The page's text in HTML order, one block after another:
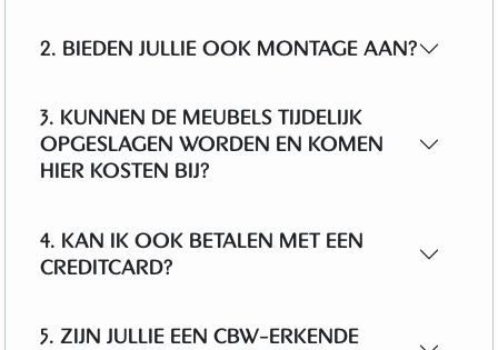
2. BIEDEN JULLIE OOK MONTAGE AAN?
3. KUNNEN DE MEUBELS TIJDELIJK
OPGESLAGEN WORDEN EN KOMEN
HIER KOSTEN BIJ?
4. KAN IK OOK BETALEN MET EEN
CREDITCARD?
5. ZIJN JULLIE EEN CBW-ERKENDE